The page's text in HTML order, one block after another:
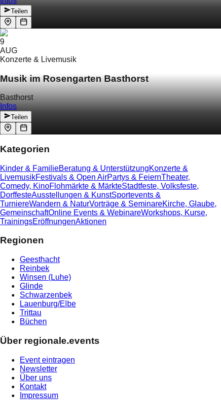
Teilen
9
AUG
Konzerte & Livemusik
Musik im Rosengarten Basthorst
Basthorst
Infos
Teilen
Kategorien
Kinder & FamilieBeratung & UnterstützungKonzerte &
LivemusikFestivals & Open AirPartys & FeiernTheater,
Comedy, KinoFlohmärkte & MärkteStadtfeste, Volksfeste,
DorffesteAusstellungen & KunstSportevents &
TurniereWandern & NaturVorträge & SeminareKirche, Glaube,
GemeinschaftOnline Events & WebinareWorkshops, Kurse,
TrainingsEröffnungenAktionen
Regionen
Geesthacht
Reinbek
Winsen (Luhe)
Glinde
Schwarzenbek
Lauenburg/Elbe
Trittau
Büchen
Über regionale.events
Event eintragen
Newsletter
Über uns
Kontakt
Impressum